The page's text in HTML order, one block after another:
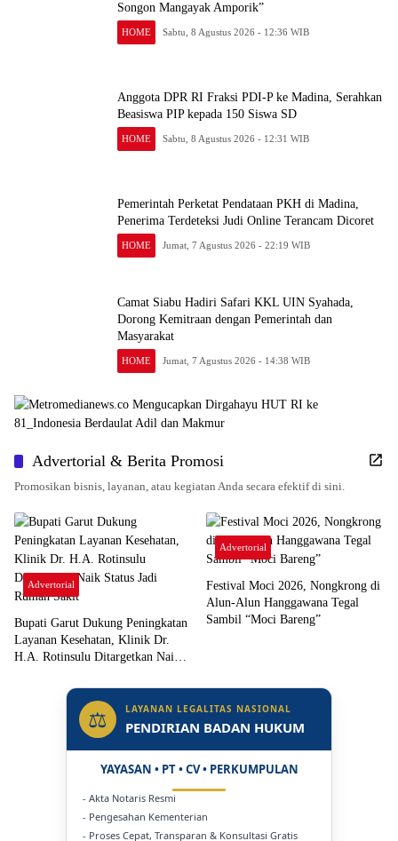
Songon Mangayak Amporik”
HOME Sabtu, 8 Agustus 2026 - 12:36 WIB
Anggota DPR RI Fraksi PDI-P ke Madina, Serahkan
Beasiswa PIP kepada 150 Siswa SD
HOME Sabtu, 8 Agustus 2026 - 12:31 WIB
Pemerintah Perketat Pendataan PKH di Madina,
Penerima Terdeteksi Judi Online Terancam Dicoret
HOME Jumat, 7 Agustus 2026 - 22:19 WIB
Camat Siabu Hadiri Safari KKL UIN Syahada,
Dorong Kemitraan dengan Pemerintah dan
Masyarakat
HOME Jumat, 7 Agustus 2026 - 14:38 WIB
Advertorial & Berita Promosi
Promosikan bisnis, layanan, atau kegiatan Anda secara efektif di sini.
Advertorial
Bupati Garut Dukung Peningkatan
Layanan Kesehatan, Klinik Dr.
H.A. Rotinsulu Ditargetkan Naik
Advertorial
Festival Moci 2026, Nongkrong di
Alun-Alun Hanggawana Tegal
Sambil “Moci Bareng”
⚖ LAYANAN LEGALITAS NASIONAL
PENDIRIAN BADAN HUKUM
YAYASAN • PT • CV • PERKUMPULAN
- Akta Notaris Resmi
- Pengesahan Kementerian
- Proses Cepat, Transparan & Konsultasi Gratis